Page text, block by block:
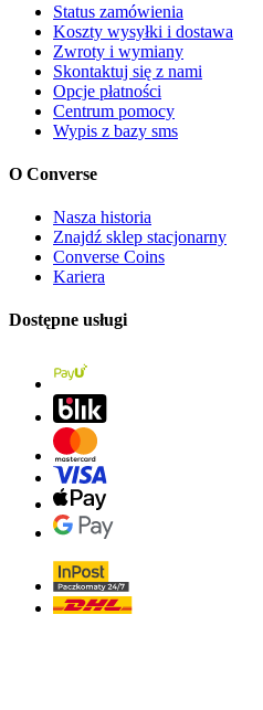
Status zamówienia
Koszty wysyłki i dostawa
Zwroty i wymiany
Skontaktuj się z nami
Opcje płatności
Centrum pomocy
Wypis z bazy sms
O Converse
Nasza historia
Znajdź sklep stacjonarny
Converse Coins
Kariera
Dostępne usługi